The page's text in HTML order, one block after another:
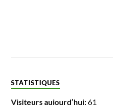
STATISTIQUES
Visiteurs aujourd’hui:61